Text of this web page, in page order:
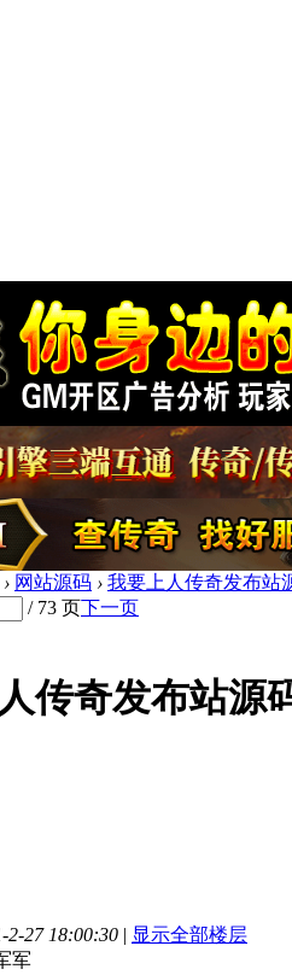
› 网站源码 › 我要上人传奇发布站
/ 73 页下一页
传奇发布站源
2-27 18:00:30 | 显示全部楼层
军